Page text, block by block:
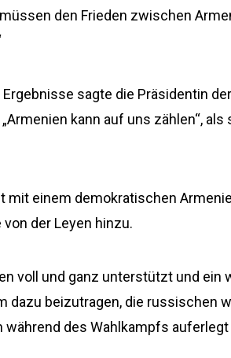
den Frieden zwischen
sagte die Präsidentin
kann auf uns zählen“,
mit einem demokratischen
der Leyen hinzu.
voll und ganz unterstützt und
dazu beizutragen, die russischen
während des Wahlkampfs